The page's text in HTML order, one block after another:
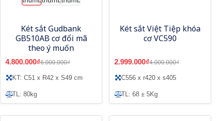
Két sắt Gudbank
GB510AB cơ đổi mã
theo ý muốn
4.800.000₫6.000.000₫
KT: C51 x R42 x S49 cm
TL: 80kg
Két sắt Việt Tiệp khóa
cơ VC590
2.999.000₫4.000.000₫
C556 x r420 x s405
TL: 68 ± 5Kg